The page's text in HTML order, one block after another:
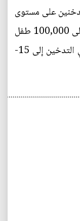
(13-15) من المدخنين على مستوى
العالم، وكل يوم هناك ما بين 80,000 إلى 100,000 طفل
يبدأون التدخين ونصفهم يستمرون في التدخين إلى 15-